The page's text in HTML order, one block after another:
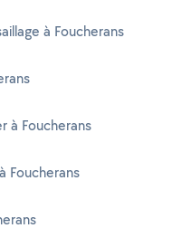
à Foucherans
à Foucherans
Foucherans